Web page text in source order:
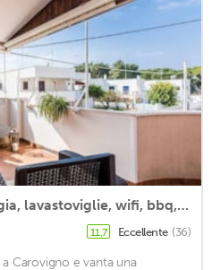
2 terrazze, 2 lettini spiaggia, lavastoviglie, wifi, bbq, a soli 200m SPIAGGIA
11,7 Eccellente (36)
Carovigno e vanta una